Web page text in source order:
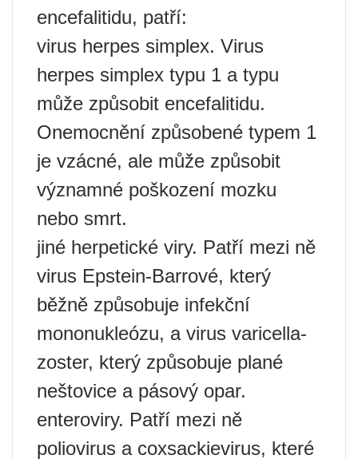
encefalitidu, patří:
virus herpes simplex. Virus
herpes simplex typu 1 a typu
může způsobit encefalitidu.
Onemocnění způsobené typem 1
je vzácné, ale může způsobit
významné poškození mozku
nebo smrt.
jiné herpetické viry. Patří mezi ně
virus Epstein-Barrové, který
běžně způsobuje infekční
mononukleózu, a virus varicella-
zoster, který způsobuje plané
neštovice a pásový opar.
enteroviry. Patří mezi ně
poliovirus a coxsackievirus, které